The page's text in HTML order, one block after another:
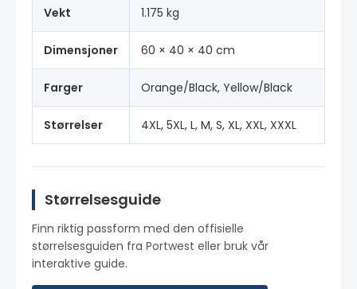
Vekt 1.175 kg
Dimensjoner 60 × 40 × 40 cm
Farger Orange/Black, Yellow/Black
Størrelser 4XL, 5XL, L, M, S, XL, XXL, XXXL
Størrelsesguide
Finn riktig passform med den offisielle
størrelsesguiden fra Portwest eller bruk vår
interaktive guide.